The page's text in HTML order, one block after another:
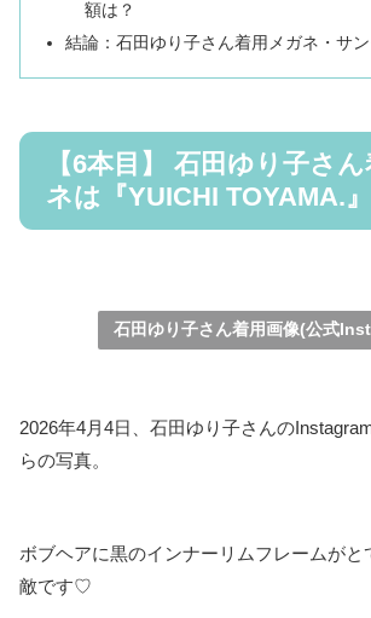
額は？
結論：石田ゆり子さん着用メガネ・サ
【6本目】 石田ゆり子さ
ネは『YUICHI TOYAMA.
石田ゆり子さん着用画像(公式
2026年4月4日、石田ゆり子さんの
らの写真。
ボブヘアに黒のインナーリムフレームがと
敵です♡